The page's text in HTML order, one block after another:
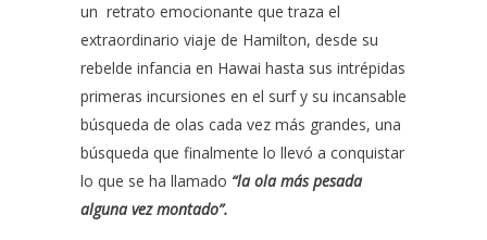
un retrato emocionante que traza el
extraordinario viaje de Hamilton, desde su
rebelde infancia en Hawai hasta sus intrépidas
primeras incursiones en el surf y su incansable
búsqueda de olas cada vez más grandes, una
búsqueda que finalmente lo llevó a conquistar
lo que se ha llamado “la ola más pesada
alguna vez montado”.